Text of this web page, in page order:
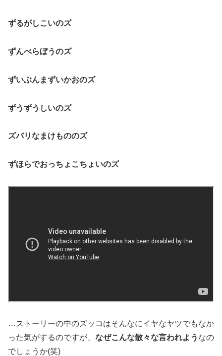
ずるがしこいのズ
ずんべらぼうのズ
ずいぶんまずいかおのズ
ずうずうしいのズ
ズバリなまけもののズ
ずほらでおっちょこちょいのズ
… ストーリーの中のズッコはそんなにイヤなヤツでもなか
った気がするのですが、 なぜこんな散々な言われよう なの
でしょうか(笑)